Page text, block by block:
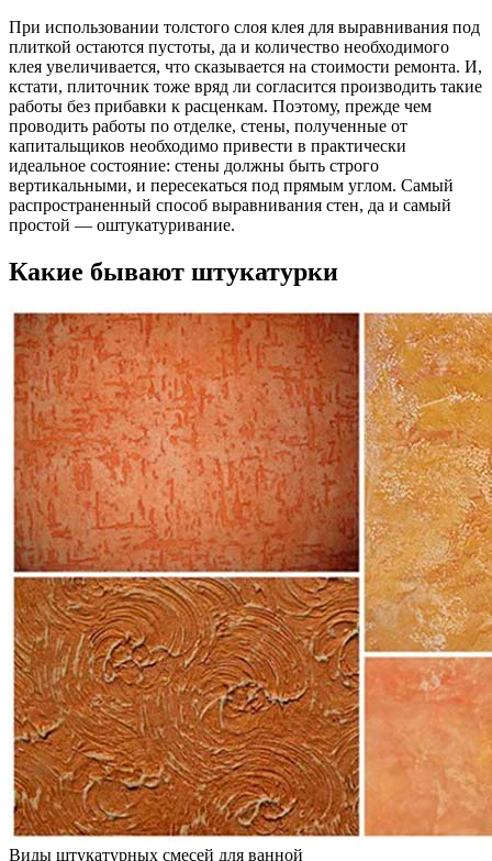
При использовании толстого слоя клея для выравнивания под
плиткой остаются пустоты, да и количество необходимого
клея увеличивается, что сказывается на стоимости ремонта. И,
кстати, плиточник тоже вряд ли согласится производить такие
работы без прибавки к расценкам. Поэтому, прежде чем
проводить работы по отделке, стены, полученные от
капитальщиков необходимо привести в практически
идеальное состояние: стены должны быть строго
вертикальными, и пересекаться под прямым углом. Самый
распространенный способ выравнивания стен, да и самый
простой — оштукатуривание.
Какие бывают штукатурки
Виды штукатурных смесей для ванной